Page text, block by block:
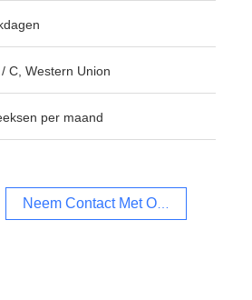
C, Western Union
per maand
Neem Contact Met Ons Op